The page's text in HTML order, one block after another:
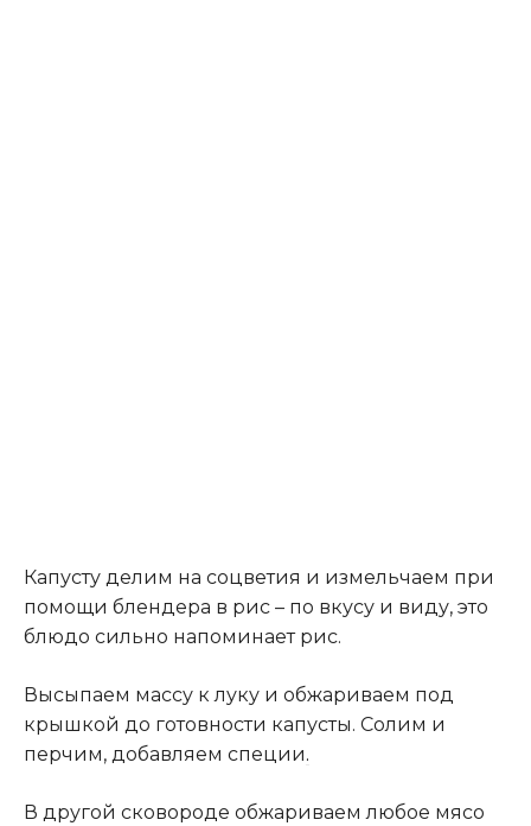
Капусту делим на соцветия и измельчаем при
помощи блендера в рис – по вкусу и виду, это
блюдо сильно напоминает рис.
Высыпаем массу к луку и обжариваем под
крышкой до готовности капусты. Солим и
перчим, добавляем специи.
В другой сковороде обжариваем любое мясо